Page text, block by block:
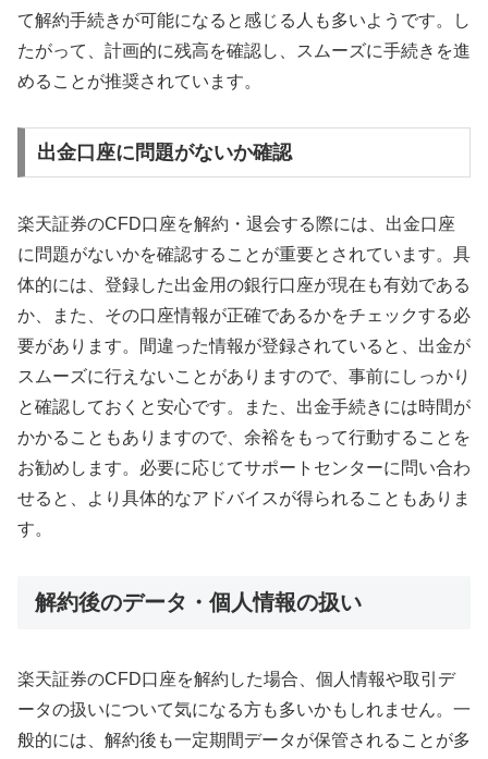
て解約手続きが可能になると感じる人も多いようです。し
たがって、計画的に残高を確認し、スムーズに手続きを進
めることが推奨されています。
出金口座に問題がないか確認
楽天証券のCFD口座を解約・退会する際には、出金口座
に問題がないかを確認することが重要とされています。具
体的には、登録した出金用の銀行口座が現在も有効である
か、また、その口座情報が正確であるかをチェックする必
要があります。間違った情報が登録されていると、出金が
スムーズに行えないことがありますので、事前にしっかり
と確認しておくと安心です。また、出金手続きには時間が
かかることもありますので、余裕をもって行動することを
お勧めします。必要に応じてサポートセンターに問い合わ
せると、より具体的なアドバイスが得られることもありま
す。
解約後のデータ・個人情報の扱い
楽天証券のCFD口座を解約した場合、個人情報や取引デ
ータの扱いについて気になる方も多いかもしれません。一
般的には、解約後も一定期間データが保管されることが多